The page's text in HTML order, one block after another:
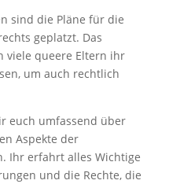
sind die Pläne für die
geplatzt. Das
viele queere Eltern ihr
um auch rechtlich
euch umfassend über
Aspekte der
Ihr erfahrt alles Wichtige
und die Rechte, die